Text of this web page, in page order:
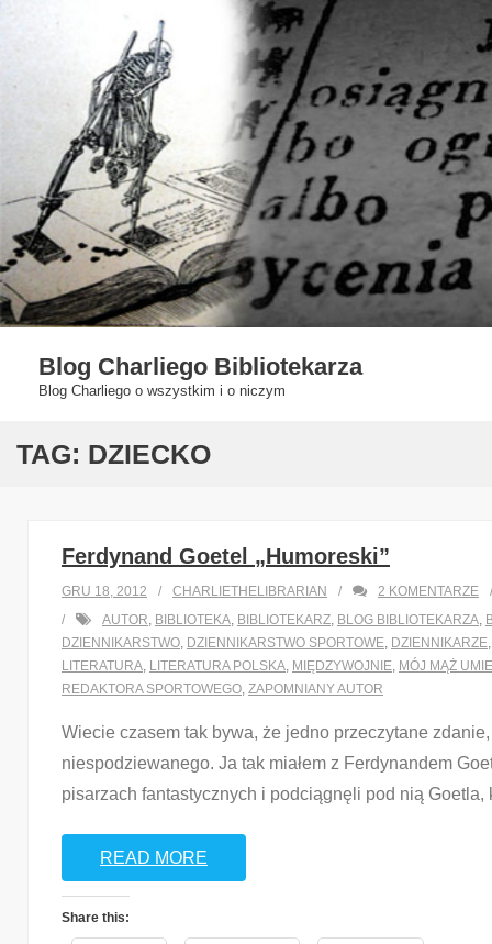
Blog Charliego Bibliotekarza
Blog Charliego o wszystkim i o niczym
TAG: DZIECKO
Ferdynand Goetel „Humoreski”
GRU 18, 2012 CHARLIETHELIBRARIAN 2 KOMENTARZE
AUTOR, BIBLIOTEKA, BIBLIOTEKARZ, BLOG BIBLIOTEKARZA,
DZIENNIKARSTWO, DZIENNIKARSTWO SPORTOWE, DZIENNIKARZE
LITERATURA, LITERATURA POLSKA, MIĘDZYWOJNIE, MÓJ MĄŻ
REDAKTORA SPORTOWEGO, ZAPOMNIANY AUTOR
Wiecie czasem tak bywa, że jedno przeczytane
niespodziewanego. Ja tak miałem z Ferdynandem
pisarzach fantastycznych i podciągnęli pod nią Goetla,
READ MORE
Share this: